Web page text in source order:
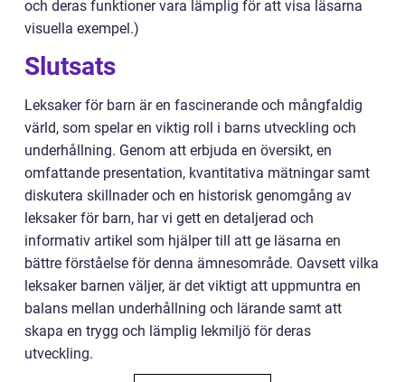
och deras funktioner vara lämplig för att visa läsarna
visuella exempel.)
Slutsats
Leksaker för barn är en fascinerande och mångfaldig
värld, som spelar en viktig roll i barns utveckling och
underhållning. Genom att erbjuda en översikt, en
omfattande presentation, kvantitativa mätningar samt
diskutera skillnader och en historisk genomgång av
leksaker för barn, har vi gett en detaljerad och
informativ artikel som hjälper till att ge läsarna en
bättre förståelse för denna ämnesområde. Oavsett vilka
leksaker barnen väljer, är det viktigt att uppmuntra en
balans mellan underhållning och lärande samt att
skapa en trygg och lämplig lekmiljö för deras
utveckling.